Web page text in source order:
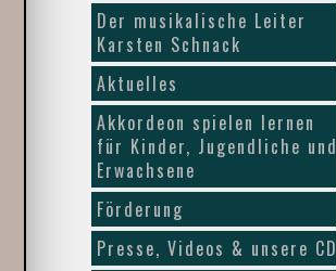
Der musikalische Leiter
Karsten Schnack
Aktuelles
Akkordeon spielen lernen
für Kinder, Jugendliche und
Erwachsene
Förderung
Presse, Videos & unsere CD